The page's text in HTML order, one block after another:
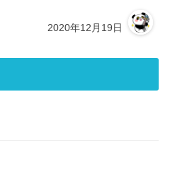
2020年12月19日